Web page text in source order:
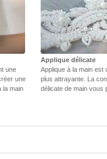
une
une
la main
Applique délicate
Applique à la main est
plus attrayante. La
délicate de main vous